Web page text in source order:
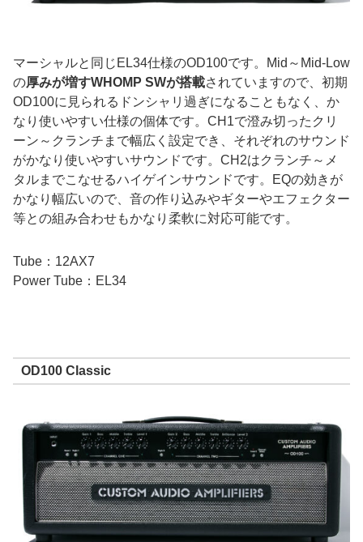
マーシャルと同じEL34仕様のOD100です。Mid～Mid-Low
の厚みが増すWHOMP SWが搭載されていますので、初期
OD100に見られるドンシャリ過ぎになることもなく、か
なり使いやすい仕様の個体です。CH1で澄み切ったクリ
ーン～クランチまで幅広く設定でき、それぞれのサウンド
がかなり使いやすいサウンドです。CH2はクランチ～メ
タルまでこなせるハイゲインサウンドです。EQの効きが
かなり幅広いので、音の作り込みやギターやエフェクター
等との組み合わせもかなり柔軟に対応可能です。
Tube：12AX7
Power Tube：EL34
OD100 Classic